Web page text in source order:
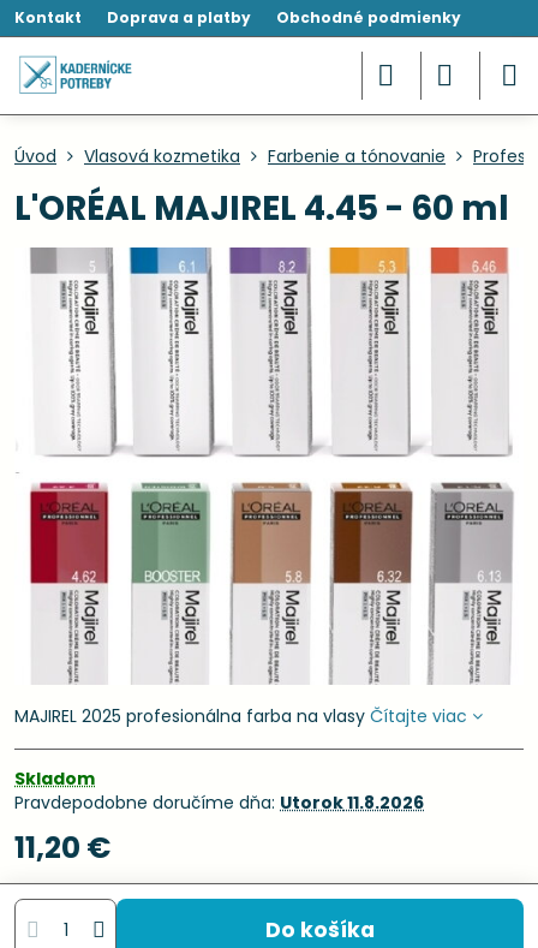
Kontakt Doprava a platby Obchodné podmienky
Úvod Vlasová kozmetika Farbenie a tónovanie
L'ORÉAL MAJIREL 4.45 - 60 ml
MAJIREL 2025 profesionálna farba na vlasy Čítajte viac
Skladom
Pravdepodobne doručíme dňa: Utorok11.8.2026
11,20 €
Do košíka